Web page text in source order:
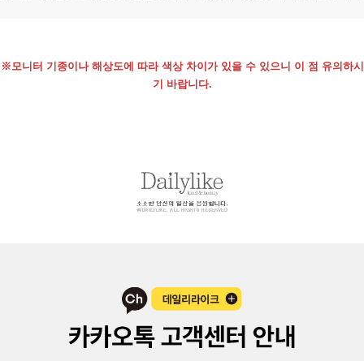
※모니터 기종이나 해상도에 따라 색상 차이가 있을 수 있으니 이 점 유의하시
기 바랍니다.